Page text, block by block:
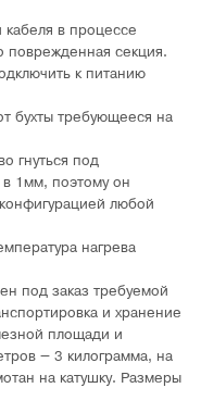
в процессе
поврежденная секция.
к питанию
бухты требующееся на
гнуться под
в 1мм, поэтому он
любой
нагрева
под заказ требуемой
и хранение
площади и
– 3 килограмма, на
на катушку. Размеры